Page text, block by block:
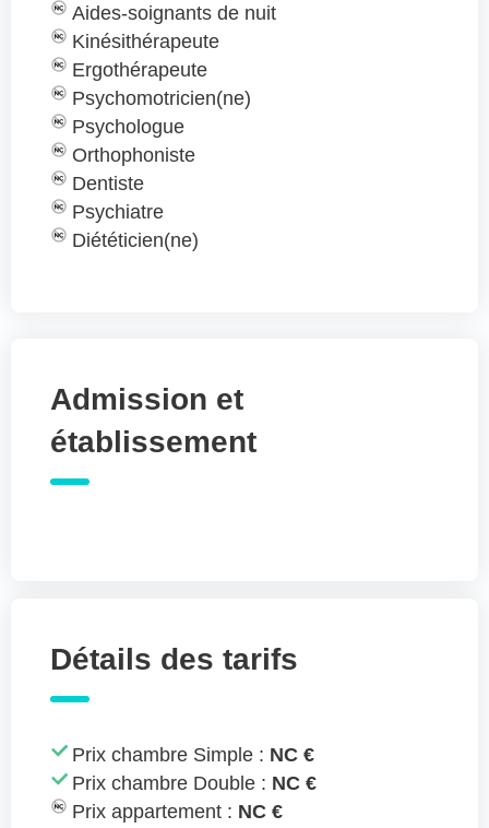
Aides-soignants de nuit
Kinésithérapeute
Ergothérapeute
Psychomotricien(ne)
Psychologue
Orthophoniste
Dentiste
Psychiatre
Diététicien(ne)
Admission et
établissement
Détails des tarifs
Prix chambre Simple : NC €
Prix chambre Double : NC €
Prix appartement : NC €